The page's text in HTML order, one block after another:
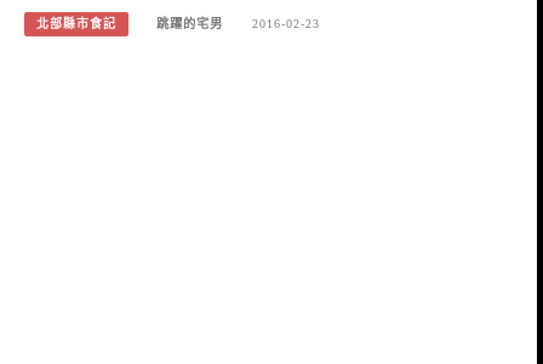
北部縣市食記 跳躍的宅男 2016-02-23